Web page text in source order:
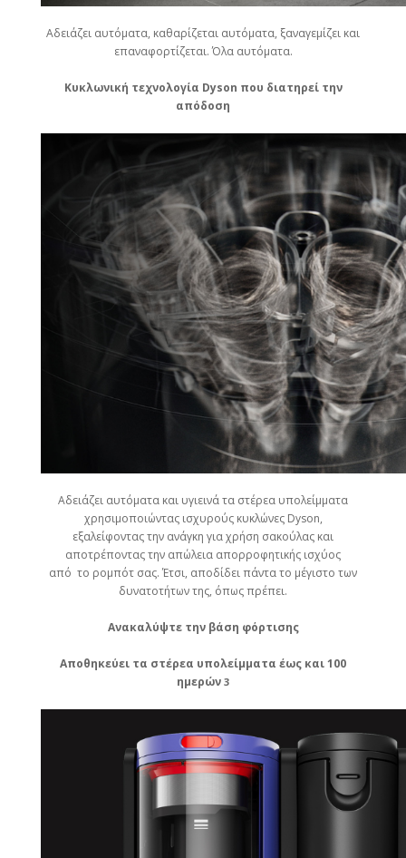
Αδειάζει αυτόματα, καθαρίζεται αυτόματα, ξαναγεμίζει και
επαναφορτίζεται. Όλα αυτόματα.
Κυκλωνική τεχνολογία Dyson που διατηρεί την
απόδοση
Αδειάζει αυτόματα και υγιεινά τα στέρεα υπολείμματα
χρησιμοποιώντας ισχυρούς κυκλώνες Dyson,
εξαλείφοντας την ανάγκη για χρήση σακούλας και
αποτρέποντας την απώλεια απορροφητικής ισχύος
από το ρομπότ σας. Έτσι, αποδίδει πάντα το μέγιστο των
δυνατοτήτων της, όπως πρέπει.
Ανακαλύψτε την βάση φόρτισης
Αποθηκεύει τα στέρεα υπολείμματα έως και 100
ημερών 3